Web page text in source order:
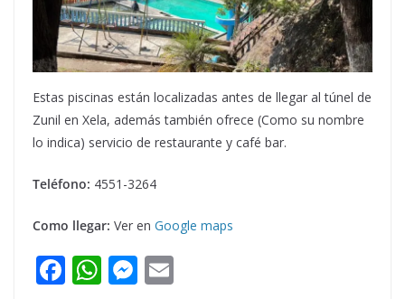
Estas piscinas están localizadas antes de llegar al túnel de
Zunil en Xela, además también ofrece (Como su nombre
lo indica) servicio de restaurante y café bar.
Teléfono: 4551-3264
Como llegar: Ver en Google maps
F W M